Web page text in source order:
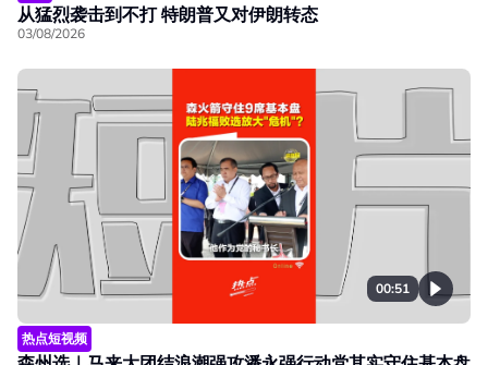
从猛烈袭击到不打 特朗普又对伊朗转态
03/08/2026
00:51
热点短视频